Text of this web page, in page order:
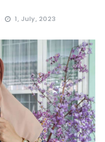
1, July, 2023